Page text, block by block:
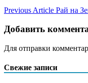
Previous Article Рай на
Добавить
Для отправки
Свежие записи